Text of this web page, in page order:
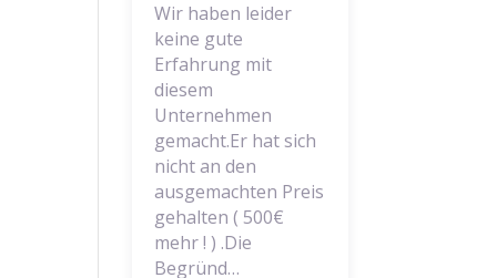
Wir haben leider
keine gute
Erfahrung mit
diesem
Unternehmen
gemacht.Er hat sich
nicht an den
ausgemachten Preis
gehalten ( 500€
mehr ! ) .Die
Begründ…